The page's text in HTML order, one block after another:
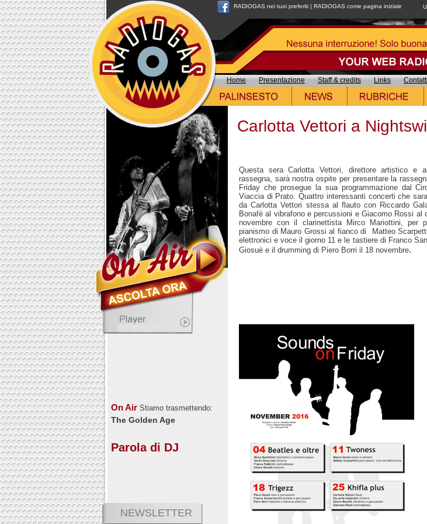
RADIOGAS nei tuoi preferiti | RADIOGAS come pagina iniziale
Home Presentazione Staff & credits Links
On Air Stiamo trasmettendo:
The Golden Age
Parola di DJ
NEWSLETTER
Carlotta Vettori a
Questa sera Carlotta Vettori, direttore artistico e
rassegna, sarà nostra ospite per presentare la
Friday che prosegue la sua programmazione dal
Viaccia di Prato. Quattro interessanti concerti che
da Carlotta Vettori stessa al flauto con Riccardo
Bonafè al vibrafono e percussioni e Giacomo Rossi al
novembre con il clarinettista Mirco Mariottini, per
pianismo di Mauro Grossi al fianco di Matteo
elettronici e voce il giorno 11 e le tastiere di Franco
Giosuè e il drumming di Piero Borri il 18 novembre.